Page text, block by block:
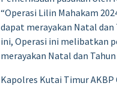
“Operasi Lilin Mahakam
dapat merayakan Natal
ini, Operasi ini melibatkan
merayakan Natal dan
Kapolres Kutai Timur